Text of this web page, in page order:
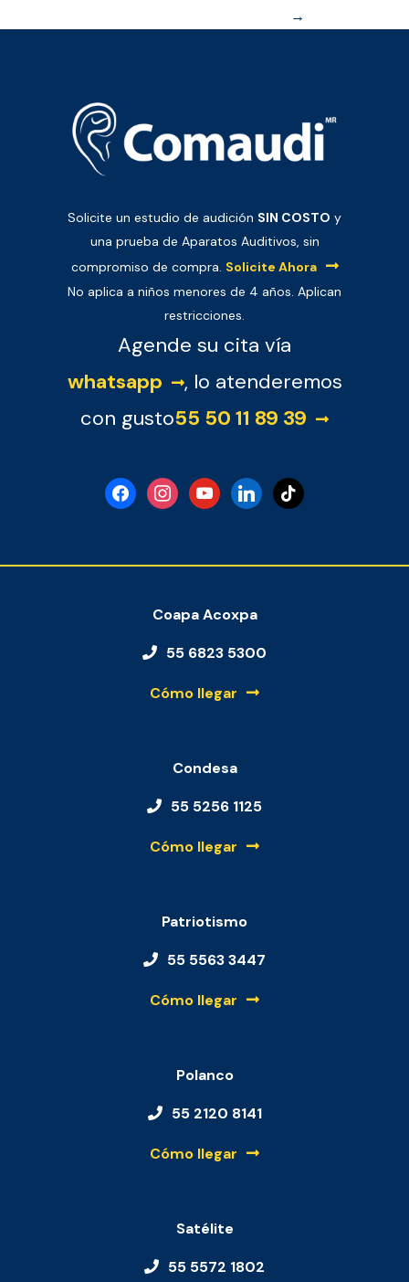
entradas
→
Solicite un estudio de audición SIN COSTO y
una prueba de Aparatos Auditivos, sin
compromiso de compra. Solicite Ahora
No aplica a niños menores de 4 años. Aplican
restricciones.
Agende su cita vía
whatsapp
, lo atenderemos
con gusto55 50 11 89 39
facebookinstagramyoutubelinkedintiktok
Coapa Acoxpa
55 6823 5300
Cómo llegar
Condesa
55 5256 1125
Cómo llegar
Patriotismo
55 5563 3447
Cómo llegar
Polanco
55 2120 8141
Cómo llegar
Satélite
55 5572 1802